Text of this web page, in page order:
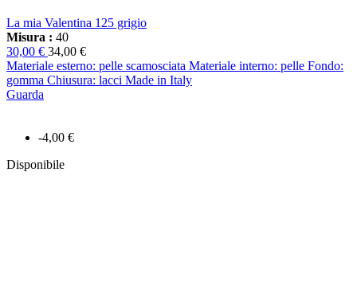
-4,00 €
Disponibile
La mia Valentina 125 grigio
Misura : 40
30,00 € 34,00 €
Materiale esterno: pelle scamosciata Materiale interno: pelle Fondo:
gomma Chiusura: lacci Made in Italy
Guarda